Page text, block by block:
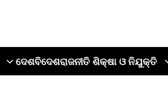
ଦେଶବିଦେଶରାଜନୀତି ଶିକ୍ଷା ଓ ନିଯୁକ୍ତି